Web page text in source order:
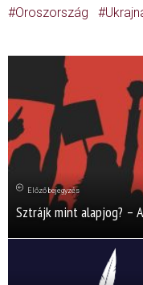
Oroszország
Előző bejegyzés
Sztrájk mint alapjog? –